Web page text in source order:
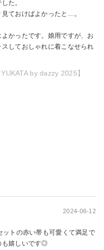
た。
ておけばよかったと…。
かったです。娘用ですが、お
しておしゃれに着こなせられ
by dazzy 2025】
2024-06-12
ットの赤い帯も可愛くて満足で
も嬉しいです◎